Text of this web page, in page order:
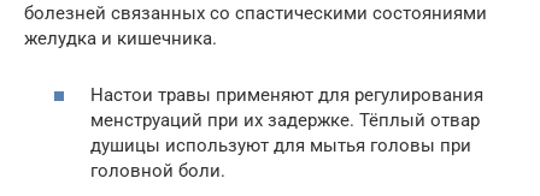
болезней связанных со спастическими состояниями
желудка и кишечника.
Настои травы применяют для регулирования
менструаций при их задержке. Тёплый отвар
душицы используют для мытья головы при
головной боли.